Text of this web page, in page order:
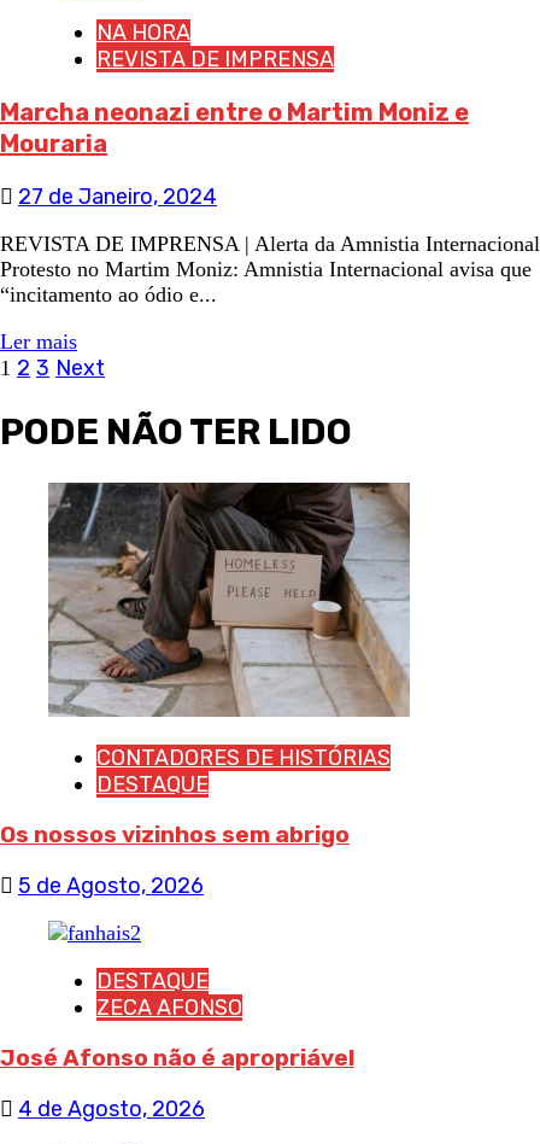
NA HORA
REVISTA DE IMPRENSA
Marcha neonazi entre o Martim Moniz e
Mouraria
27 de Janeiro, 2024
REVISTA DE IMPRENSA | Alerta da Amnistia Internacional
Protesto no Martim Moniz: Amnistia Internacional avisa que
“incitamento ao ódio e...
Ler mais
Navegação
de
1 2 3 Next
PODE NÃO TER LIDO
CONTADORES DE HISTÓRIAS
DESTAQUE
Os nossos vizinhos sem abrigo
5 de Agosto, 2026
DESTAQUE
ZECA AFONSO
José Afonso não é apropriável
4 de Agosto, 2026